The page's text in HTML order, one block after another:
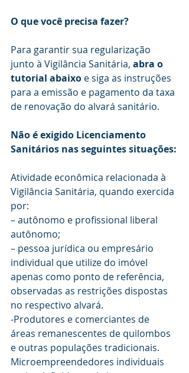
O que você precisa fazer?
Para garantir sua regularização
junto à Vigilância Sanitária, abra o
tutorial abaixo e siga as instruções
para a emissão e pagamento da taxa
de renovação do alvará sanitário.
Não é exigido Licenciamento
Sanitários nas seguintes situações:
Atividade econômica relacionada à
Vigilância Sanitária, quando exercida
por:
– autônomo e profissional liberal
autônomo;
– pessoa jurídica ou empresário
individual que utilize do imóvel
apenas como ponto de referência,
observadas as restrições dispostas
no respectivo alvará.
-Produtores e comerciantes de
áreas remanescentes de quilombos
e outras populações tradicionais.
Microempreendedores individuais